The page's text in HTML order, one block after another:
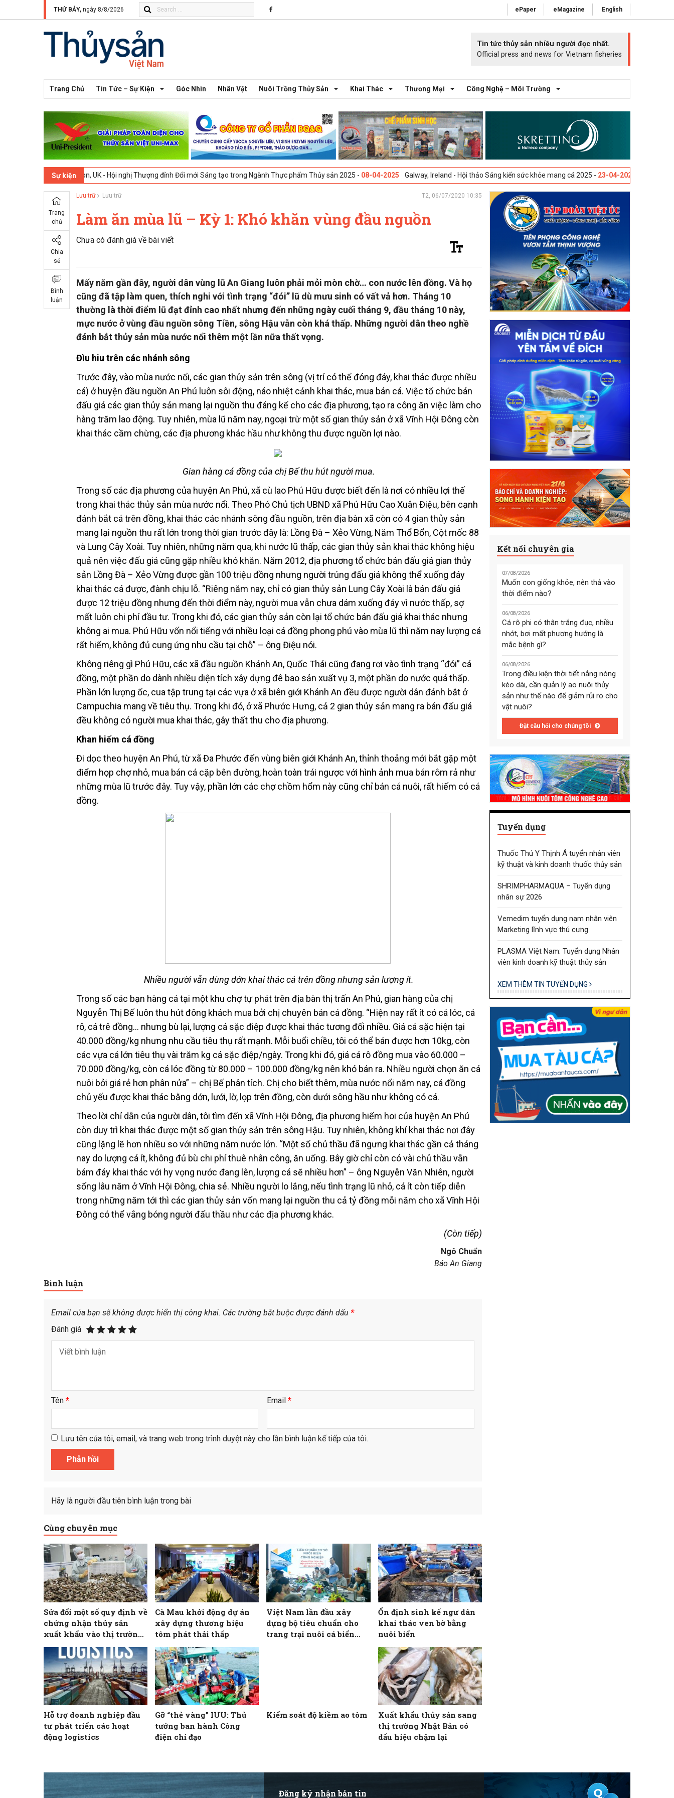
THỨ BẢY, ngày 8/8/2026 ePaper eMagazine English
Tin tức thủy sản nhiều người đọc nhất.
Official press and news for Vietnam fisheries
Trang Chủ Tin Tức – Sự Kiện Góc Nhìn Nhân Vật Nuôi Trồng Thủy Sản Khai Thác Thương Mại Công Nghệ – Môi Trường
Sự kiện
London, UK - Hội nghị Thượng đỉnh Đổi mới Sáng tạo trong Ngành Thực phẩm Thủy sản 2025 -08-04-2025 Galway, Ireland - Hội thảo Sáng kiến sức khỏe mang cá 2025 -23-04-2025 Vigo, Tây Ban Nha -
Trang
chủ
Chia
sẻ
Bình
luận
Lưu trữ Lưu trữ T2, 06/07/2020 10:35
Làm ăn mùa lũ – Kỳ 1: Khó khăn vùng đầu nguồn
Chưa có đánh giá về bài viết
Mấy năm gần đây, người dân vùng lũ An Giang luôn phải mỏi mòn chờ… con nước lên đồng. Và họ
cũng đã tập làm quen, thích nghi với tình trạng “đói” lũ dù mưu sinh có vất vả hơn. Tháng 10
thường là thời điểm lũ đạt đỉnh cao nhất nhưng đến những ngày cuối tháng 9, đầu tháng 10 này,
mực nước ở vùng đầu nguồn sông Tiền, sông Hậu vẫn còn khá thấp. Những người dân theo nghề
đánh bắt thủy sản mùa nước nổi thêm một lần nữa thất vọng.
Đìu hiu trên các nhánh sông
Trước đây, vào mùa nước nổi, các gian thủy sản trên sông (vị trí có thể đóng đáy, khai thác được nhiều
cá) ở huyện đầu nguồn An Phú luôn sôi động, náo nhiệt cảnh khai thác, mua bán cá. Việc tổ chức bán
đấu giá các gian thủy sản mang lại nguồn thu đáng kể cho các địa phương, tạo ra công ăn việc làm cho
hàng trăm lao động. Tuy nhiên, mùa lũ năm nay, ngoại trừ một số gian thủy sản ở xã Vĩnh Hội Đông còn
khai thác cầm chừng, các địa phương khác hầu như không thu được nguồn lợi nào.
Gian hàng cá đồng của chị Bế thu hút người mua.
Trong số các địa phương của huyện An Phú, xã cù lao Phú Hữu được biết đến là nơi có nhiều lợi thế
trong khai thác thủy sản mùa nước nổi. Theo Phó Chủ tịch UBND xã Phú Hữu Cao Xuân Điệu, bên cạnh
đánh bắt cá trên đồng, khai thác các nhánh sông đầu nguồn, trên địa bàn xã còn có 4 gian thủy sản
mang lại nguồn thu rất lớn trong thời gian trước đây là: Lồng Đà – Xẻo Vừng, Năm Thổ Bổn, Cột mốc 88
và Lung Cây Xoài. Tuy nhiên, những năm qua, khi nước lũ thấp, các gian thủy sản khai thác không hiệu
quả nên việc đấu giá cũng gặp nhiều khó khăn. Năm 2012, địa phương tổ chức bán đấu giá gian thủy
sản Lồng Đà – Xẻo Vừng được gần 100 triệu đồng nhưng người trúng đấu giá không thể xuống đáy
khai thác cá được, đành chịu lỗ. “Riêng năm nay, chỉ có gian thủy sản Lung Cây Xoài là bán đấu giá
được 12 triệu đồng nhưng đến thời điểm này, người mua vẫn chưa dám xuống đáy vì nước thấp, sợ
mất luôn chi phí đầu tư. Trong khi đó, các gian thủy sản còn lại tổ chức bán đấu giá khai thác nhưng
không ai mua. Phú Hữu vốn nổi tiếng với nhiều loại cá đồng phong phú vào mùa lũ thì năm nay lượng cá
rất hiếm, không đủ cung ứng nhu cầu tại chỗ” – ông Điệu nói.
Không riêng gì Phú Hữu, các xã đầu nguồn Khánh An, Quốc Thái cũng đang rơi vào tình trạng “đói” cá
đồng, một phần do dành nhiều diện tích xây dựng đê bao sản xuất vụ 3, một phần do nước quá thấp.
Phần lớn lượng ốc, cua tập trung tại các vựa ở xã biên giới Khánh An đều được người dân đánh bắt ở
Campuchia mang về tiêu thụ. Trong khi đó, ở xã Phước Hưng, cả 2 gian thủy sản mang ra bán đấu giá
đều không có người mua khai thác, gây thất thu cho địa phương.
Khan hiếm cá đồng
Đi dọc theo huyện An Phú, từ xã Đa Phước đến vùng biên giới Khánh An, thỉnh thoảng mới bắt gặp một
điểm họp chợ nhỏ, mua bán cá cặp bên đường, hoàn toàn trái ngược với hình ảnh mua bán rôm rả như
những mùa lũ trước đây. Tuy vậy, phần lớn các chợ chồm hổm này cũng chỉ bán cá nuôi, rất hiếm có cá
đồng.
Nhiều người vẫn dùng dớn khai thác cá trên đồng nhưng sản lượng ít.
Trong số các bạn hàng cá tại một khu chợ tự phát trên địa bàn thị trấn An Phú, gian hàng của chị
Nguyễn Thị Bế luôn thu hút đông khách mua bởi chị chuyên bán cá đồng. “Hiện nay rất ít có cá lóc, cá
rô, cá trê đồng… nhưng bù lại, lượng cá sặc điệp được khai thác tương đối nhiều. Giá cá sặc hiện tại
40.000 đồng/kg nhưng nhu cầu tiêu thụ rất mạnh. Mỗi buổi chiều, tôi có thể bán được hơn 10kg, còn
các vựa cá lớn tiêu thụ vài trăm kg cá sặc điệp/ngày. Trong khi đó, giá cá rô đồng mua vào 60.000 –
70.000 đồng/kg, còn cá lóc đồng từ 80.000 – 100.000 đồng/kg nên khó bán ra. Nhiều người chọn ăn cá
nuôi bởi giá rẻ hơn phân nửa” – chị Bế phân tích. Chị cho biết thêm, mùa nước nổi năm nay, cá đồng
chủ yếu được khai thác bằng dớn, lưới, lờ, lọp trên đồng, còn dưới sông hầu như không có cá.
Theo lời chỉ dẫn của người dân, tôi tìm đến xã Vĩnh Hội Đông, địa phương hiếm hoi của huyện An Phú
còn duy trì khai thác được một số gian thủy sản trên sông Hậu. Tuy nhiên, không khí khai thác nơi đây
cũng lặng lẽ hơn nhiều so với những năm nước lớn. “Một số chủ thầu đã ngưng khai thác gần cả tháng
nay do lượng cá ít, không đủ bù chi phí thuê nhân công, ăn uống. Bây giờ chỉ còn có vài chủ thầu vẫn
bám đáy khai thác với hy vọng nước đang lên, lượng cá sẽ nhiều hơn” – ông Nguyễn Văn Nhiên, người
sống lâu năm ở Vĩnh Hội Đông, chia sẻ. Nhiều người lo lắng, nếu tình trạng lũ nhỏ, cá ít còn tiếp diễn
trong những năm tới thì các gian thủy sản vốn mang lại nguồn thu cả tỷ đồng mỗi năm cho xã Vĩnh Hội
Đông có thể vắng bóng người đấu thầu như các địa phương khác.
(Còn tiếp)
Ngô Chuẩn
Báo An Giang
Bình luận
Email của bạn sẽ không được hiển thị công khai. Các trường bắt buộc được đánh dấu *
Đánh giá
Tên * Email*
Lưu tên của tôi, email, và trang web trong trình duyệt này cho lần bình luận kế tiếp của tôi.
Hãy là người đầu tiên bình luận trong bài
Cùng chuyên mục
Sửa đổi một số quy định về
chứng nhận thủy sản
xuất khẩu vào thị trường
Hoa Kỳ
Cà Mau khởi động dự án
xây dựng thương hiệu
tôm phát thải thấp
Việt Nam lần đầu xây
dựng bộ tiêu chuẩn cho
trang trại nuôi cá biển
Ổn định sinh kế ngư dân
khai thác ven bờ bằng
nuôi biển
Hỗ trợ doanh nghiệp đầu
tư phát triển các hoạt
động logistics
Gỡ “thẻ vàng” IUU: Thủ
tướng ban hành Công
điện chỉ đạo
Kiểm soát độ kiềm ao tôm
Xuất khẩu thủy sản sang
thị trường Nhật Bản có
dấu hiệu chậm lại
Kết nối chuyên gia
07/08/2026
Muốn con giống khỏe, nên thả vào
thời điểm nào?
06/08/2026
Cá rô phi có thân trắng đục, nhiều
nhớt, bơi mất phương hướng là
mắc bệnh gì?
06/08/2026
Trong điều kiện thời tiết nắng nóng
kéo dài, cần quản lý ao nuôi thủy
sản như thế nào để giảm rủi ro cho
vật nuôi?
Đặt câu hỏi cho chúng tôi
Tuyển dụng
Thuốc Thú Y Thịnh Á tuyển nhân viên
kỹ thuật và kinh doanh thuốc thủy sản
SHRIMPHARMAQUA – Tuyển dụng
nhân sự 2026
Vemedim tuyển dụng nam nhân viên
Marketing lĩnh vực thú cưng
PLASMA Việt Nam: Tuyển dụng Nhân
viên kinh doanh kỹ thuật thủy sản
XEM THÊM TIN TUYỂN DỤNG
Đăng ký nhận bản tin